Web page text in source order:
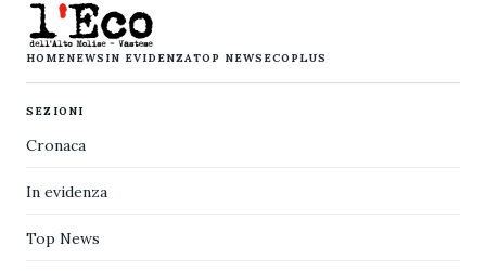
HOMENEWS IN EVIDENZATOP NEWS ECOPLUS
SEZIONI
Cronaca
In evidenza
Top News